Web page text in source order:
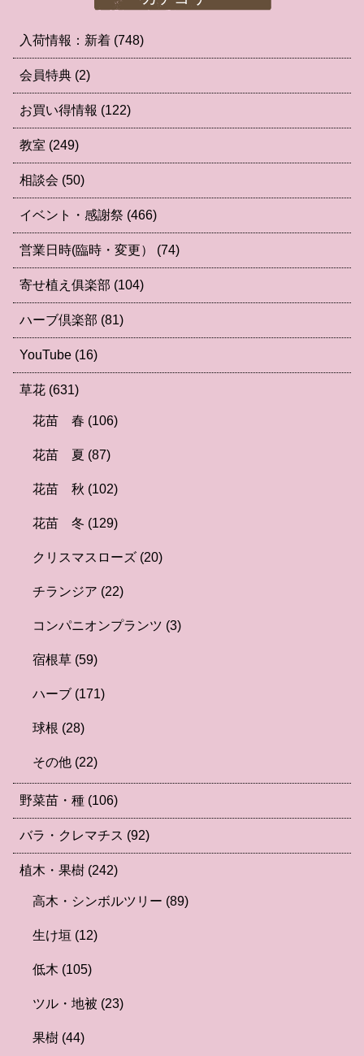
入荷情報：新着 (748)
会員特典 (2)
お買い得情報 (122)
教室 (249)
相談会 (50)
イベント・感謝祭 (466)
営業日時(臨時・変更） (74)
寄せ植え俱楽部 (104)
ハーブ倶楽部 (81)
YouTube (16)
草花 (631)
花苗 春 (106)
花苗 夏 (87)
花苗 秋 (102)
花苗 冬 (129)
クリスマスローズ (20)
チランジア (22)
コンパニオンプランツ (3)
宿根草 (59)
ハーブ (171)
球根 (28)
その他 (22)
野菜苗・種 (106)
バラ・クレマチス (92)
植木・果樹 (242)
高木・シンボルツリー (89)
生け垣 (12)
低木 (105)
ツル・地被 (23)
果樹 (44)